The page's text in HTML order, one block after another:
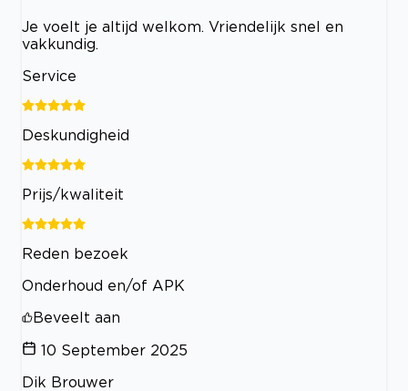
Je voelt je altijd welkom. Vriendelijk snel en
vakkundig.
Service
Deskundigheid
Prijs/kwaliteit
Reden bezoek
Onderhoud en/of APK
Beveelt aan
10 September 2025
Dik Brouwer